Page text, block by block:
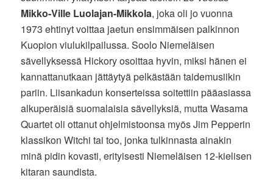
Mikko-Ville Luolajan-Mikkola, joka oli jo vuonna
1973 ehtinyt voittaa jaetun ensimmäisen palkinnon
Kuopion viulukilpailussa. Soolo Niemeläisen
sävellyksessä Hickory osoittaa hyvin, miksi hänen ei
kannattanutkaan jättäytyä pelkästään taidemusiikin
pariin. Liisankadun konserteissa soitettiin pääasiassa
alkuperäisiä suomalaisia sävellyksiä, mutta Wasama
Quartet oli ottanut ohjelmistoonsa myös Jim Pepperin
klassikon Witchi tai too, jonka tulkinnasta ainakin
minä pidin kovasti, erityisesti Niemeläisen 12-kielisen
kitaran saundista.